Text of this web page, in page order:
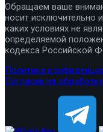
Обращаем ваше
носит исключительно
каких условиях не
определяемой
кодекса Российской
Политика
Согласие на